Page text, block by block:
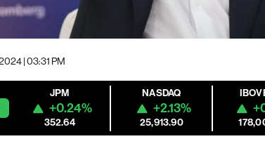
| 03:31 PM
JPM
+0.24%
352.64
NASDAQ
+2.13%
25,913.90